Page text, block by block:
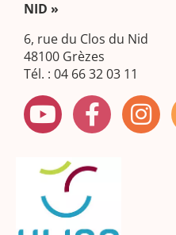
NID »
6, rue du Clos du Nid
48100 Grèzes
Tél. : 04 66 32 03 11